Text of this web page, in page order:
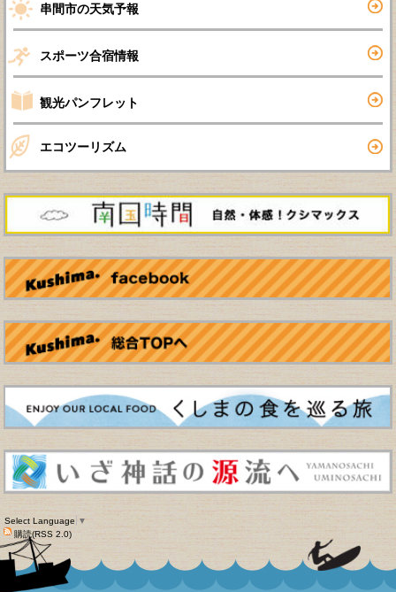
串間市の天気予報
スポーツ合宿情報
観光パンフレット
エコツーリズム
Select Language ▼
購読(RSS 2.0)